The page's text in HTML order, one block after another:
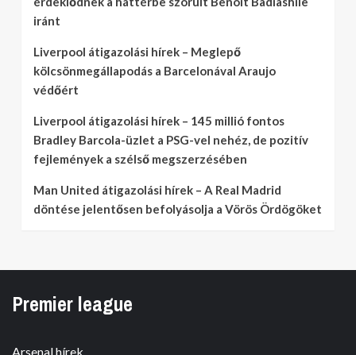
iránt
Liverpool átigazolási hírek – Meglepő
kölcsönmegállapodás a Barcelonával Araujo
védőért
Liverpool átigazolási hírek – 145 millió fontos
Bradley Barcola-üzlet a PSG-vel nehéz, de pozitív
fejlemények a szélső megszerzésében
Man United átigazolási hírek – A Real Madrid
döntése jelentősen befolyásolja a Vörös Ördögöket
Premier league
Arsenal hírek